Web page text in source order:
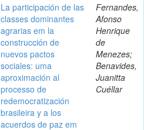
La participación de las
classes dominantes
agrarias em la
construcción de
nuevos pactos
sociales: uma
aproximación al
processo de
redemocratización
brasileira y a los
acuerdos de paz em
Fernandes,
Afonso
Henrique
de
Menezes;
Benavides,
Juanitta
Cuéllar